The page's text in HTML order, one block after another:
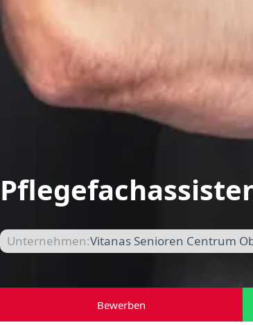
Unternehmen:Vitanas Senioren Centrum
Bewerben